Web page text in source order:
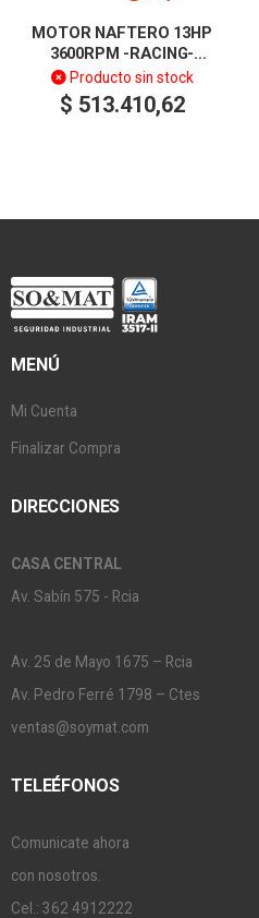
MOTOR NAFTERO 13HP
3600RPM -RACING-
LUSQTOFF
Producto sin stock
$ 513.410,62
MENÚ
Mi Cuenta
Finalizar Compra
DIRECCIONES
CASA CENTRAL
Av. Sabín 575 - Rcia
Av. 25 de Mayo 1675 – Rcia
Av. Pedro Ferré 1798 – Ctes
ventas@soymat.com
TELEÉFONOS
Comunicate ahora
con nosotros.
Cel.: 362 4912222